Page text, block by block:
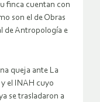
finca cuentan con
son el de Obras
de Antropología e
queja ante La
el INAH cuyo
se trasladaron a